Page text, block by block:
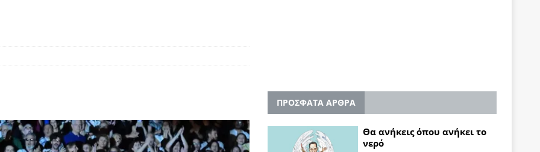
ΗΠΑ-Σαουδικής Αραβίας
ΑΠΟΨΕΙΣ
το Σχέδιο Άτσεσον
ΑΠΟΨΕΙΣ
ΠΡΟΣΦΑΤΑ ΑΡΘΡΑ
Θα ανήκεις όπου ανήκει το
νερό